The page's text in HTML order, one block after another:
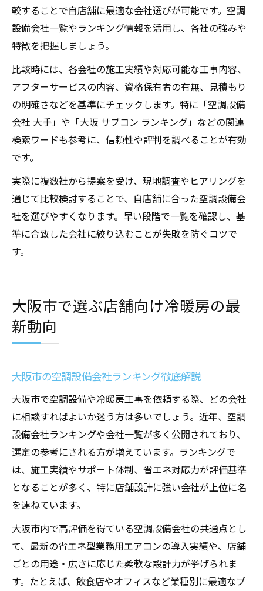
較することで自店舗に最適な会社選びが可能です。空調
設備会社一覧やランキング情報を活用し、各社の強みや
特徴を把握しましょう。
比較時には、各会社の施工実績や対応可能な工事内容、
アフターサービスの内容、資格保有者の有無、見積もり
の明確さなどを基準にチェックします。特に「空調設備
会社 大手」や「大阪 サブコン ランキング」などの関連
検索ワードも参考に、信頼性や評判を調べることが有効
です。
実際に複数社から提案を受け、現地調査やヒアリングを
通じて比較検討することで、自店舗に合った空調設備会
社を選びやすくなります。早い段階で一覧を確認し、基
準に合致した会社に絞り込むことが失敗を防ぐコツで
す。
大阪市で選ぶ店舗向け冷暖房の最
新動向
大阪市の空調設備会社ランキング徹底解説
大阪市で空調設備や冷暖房工事を依頼する際、どの会社
に相談すればよいか迷う方は多いでしょう。近年、空調
設備会社ランキングや会社一覧が多く公開されており、
選定の参考にされる方が増えています。ランキングで
は、施工実績やサポート体制、省エネ対応力が評価基準
となることが多く、特に店舗設計に強い会社が上位に名
を連ねています。
大阪市内で高評価を得ている空調設備会社の共通点とし
て、最新の省エネ型業務用エアコンの導入実績や、店舗
ごとの用途・広さに応じた柔軟な設計力が挙げられま
す。たとえば、飲食店やオフィスなど業種別に最適なプ